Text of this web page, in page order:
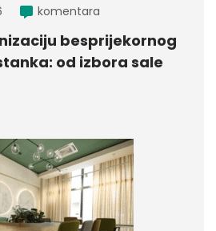
komentara
besprijekornog
od izbora sale